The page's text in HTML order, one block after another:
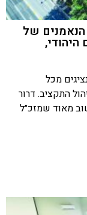
הנאמנים של
של הסוכנות היהודית כולל 120 נציגים מכל
התקציב. דרור
מאוד שמזכ״ל